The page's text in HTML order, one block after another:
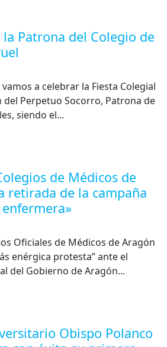
Patrona del Colegio de
a celebrar la Fiesta Colegial
del Perpetuo Socorro, Patrona de
siendo el...
de Médicos de
retirada de la campaña
Oficiales de Médicos de Aragón
enérgica protesta” ante el
del Gobierno de Aragón...
Obispo Polanco